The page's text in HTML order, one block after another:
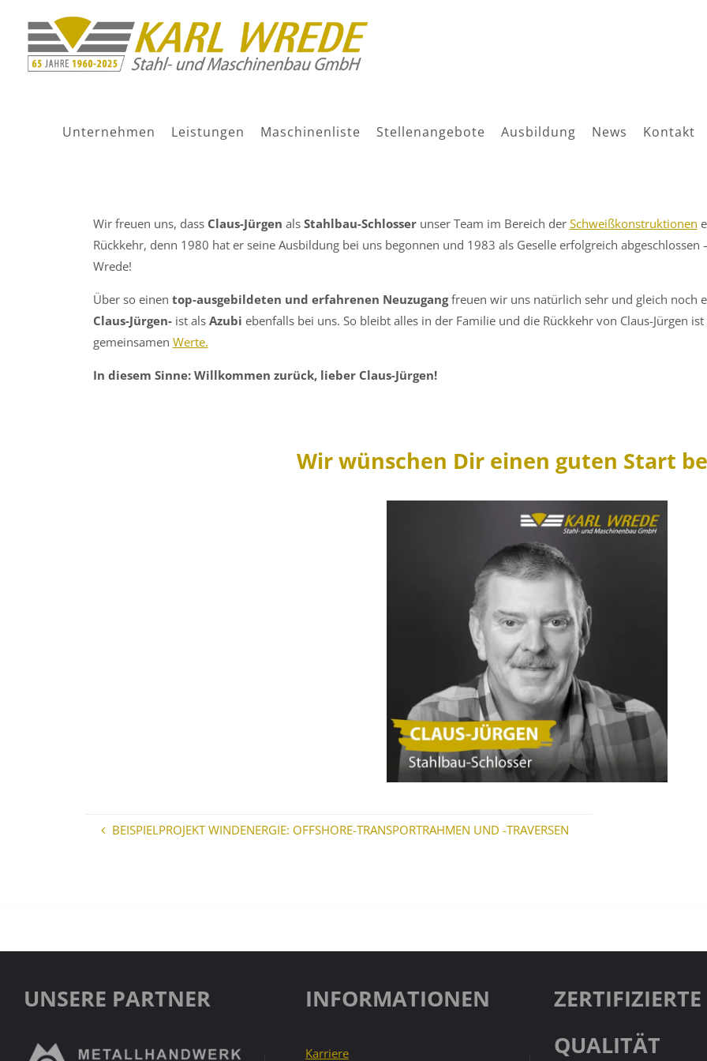
Unternehmen Leistungen Maschinenliste Stellenangebote Ausbildung News Kontakt
CLAUS-JÜRGEN – WILLKOMMEN ZURÜCK!
Wir freuen uns, dass Claus-Jürgen als Stahlbau-Schlosserunser Team im Bereich der Schweißkonstruktionen
Rückkehr, denn 1980 hat er seine Ausbildung bei uns begonnen und 1983 als Geselle erfolgreich
Wrede!
Über so einen top-ausgebildeten und erfahrenen Neuzugangfreuen wir uns natürlich sehr und gleich noch
Claus-Jürgen-ist als Azubi ebenfalls bei uns. So bleibt alles in der Familie und die Rückkehr von Claus-Jürgen
gemeinsamen Werte.
In diesem Sinne: Willkommen zurück, lieber Claus-Jürgen!
Wir wünschen Dir einen guten Start
BEISPIELPROJEKT WINDENERGIE: OFFSHORE-TRANSPORTRAHMEN UND -TRAVERSEN
UNSERE PARTNER INFORMATIONEN
Karriere
ZERTIFIZIERTE
QUALITÄT